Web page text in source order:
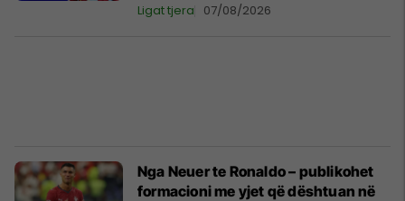
Ligat tjera 07/08/2026
Nga Neuer te Ronaldo – publikohet
formacioni me yjet që dështuan në